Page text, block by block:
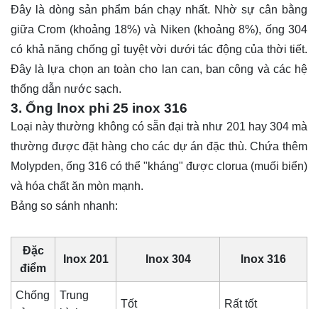
Đây là dòng sản phẩm bán chạy nhất. Nhờ sự cân bằng
giữa Crom (khoảng 18%) và Niken (khoảng 8%), ống 304
có khả năng chống gỉ tuyệt vời dưới tác động của thời tiết.
Đây là lựa chọn an toàn cho lan can, ban công và các hệ
thống dẫn nước sạch.
3. Ống lnox phi 25 inox 316
Loại này thường không có sẵn đại trà như 201 hay 304 mà
thường được đặt hàng cho các dự án đặc thù. Chứa thêm
Molypden, ống 316 có thể "kháng" được clorua (muối biển)
và hóa chất ăn mòn mạnh.
Bảng so sánh nhanh:
Đặc
điểm
Inox 201 Inox 304 Inox 316
Chống
Trung
Tốt Rất tốt